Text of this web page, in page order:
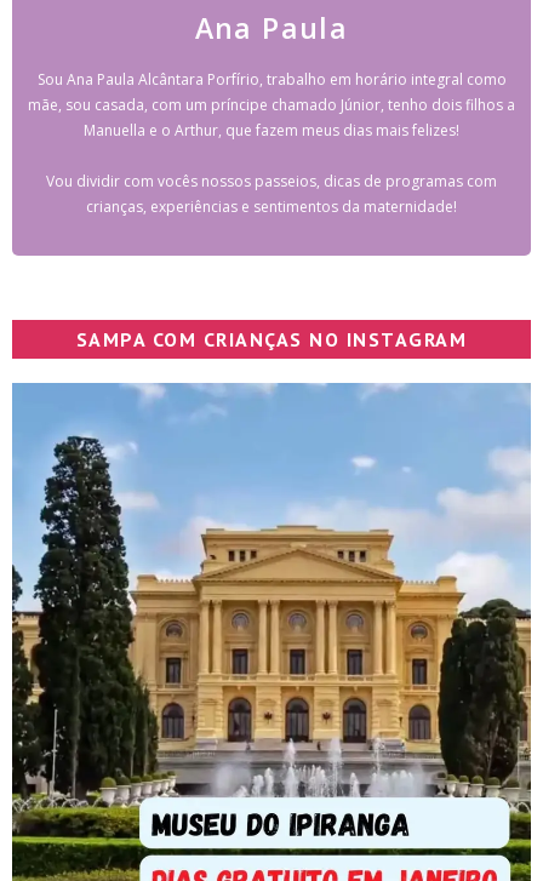
Ana Paula
Sou Ana Paula Alcântara Porfírio, trabalho em horário integral como
mãe, sou casada, com um príncipe chamado Júnior, tenho dois filhos a
Manuella e o Arthur, que fazem meus dias mais felizes!
Vou dividir com vocês nossos passeios, dicas de programas com
crianças, experiências e sentimentos da maternidade!
SAMPA COM CRIANÇAS NO INSTAGRAM